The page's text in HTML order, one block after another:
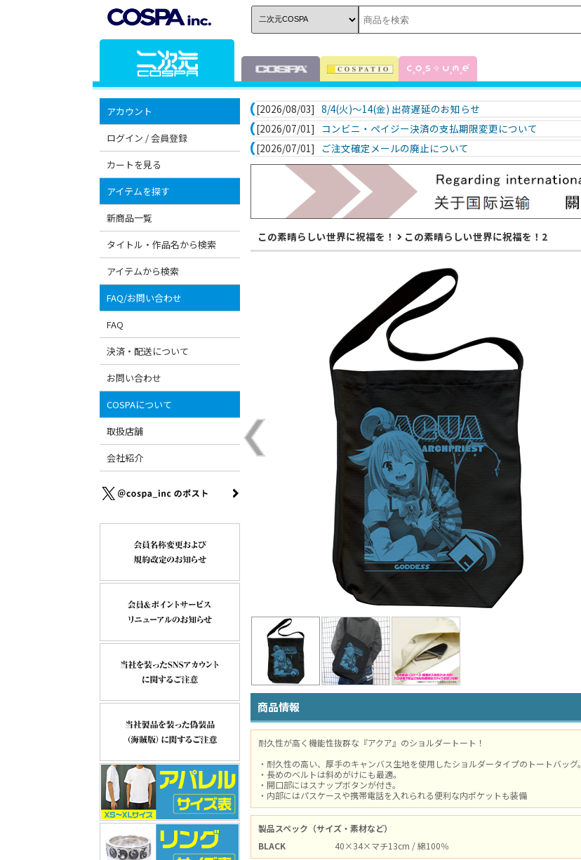
アカウント
ログイン / 会員登録
カートを見る
アイテムを探す
新商品一覧
タイトル・作品名から検索
アイテムから検索
FAQ/お問い合わせ
FAQ
決済・配送について
お問い合わせ
COSPAについて
取扱店舗
会社紹介
[2026/08/03] 8/4(火)～14(金) 出荷遅延のお知らせ
[2026/07/01]
コンビニ・ペイジー決済の支払期限変更について
[2026/07/01]
ご注文確定メールの廃止について
この素晴らしい世界に祝福を！ この素晴らしい世界に祝福を！2
商品情報
耐久性が高く機能性抜群な『アクア』のショルダートート！
・耐久性の高い、厚手のキャンバス生地を使用したショルダータイプのトートバッグ。
・長めのベルトは斜めがけにも最適。
・開口部にはスナップボタンが付き。
・内部にはパスケースや携帯電話を入れられる便利な内ポケットも装備
製品スペック（サイズ・素材など）
BLACK
40×34×マチ13cm / 綿100％